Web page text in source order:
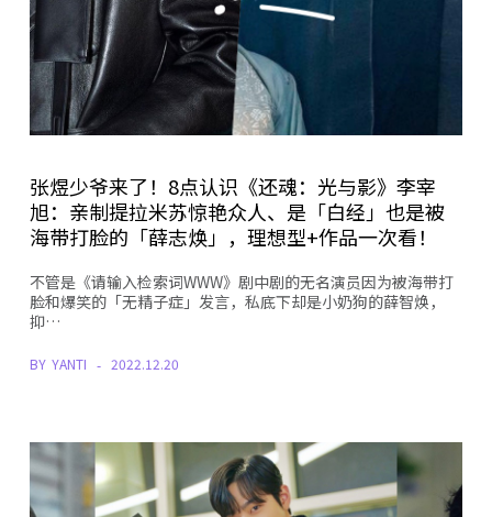
张煜少爷来了！8点认识《还魂：光与影》李宰
旭：亲制提拉米苏惊艳众人、是「白经」也是被
海带打脸的「薛志焕」，理想型+作品一次看！
不管是《请输入检索词WWW》剧中剧的无名演员因为被海带打
脸和爆笑的「无精子症」发言，私底下却是小奶狗的薛智焕，
抑…
BY YANTI 2022.12.20